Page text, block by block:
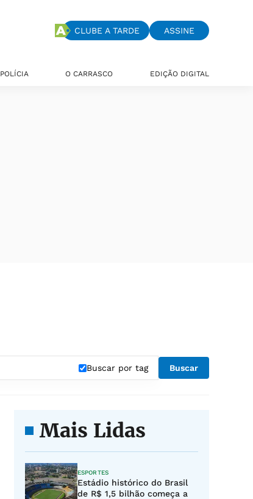
CLUBE A TARDE ASSINE
POLÍCIA O CARRASCO EDIÇÃO DIGITAL
Buscar por tag Buscar
Mais Lidas
ESPORTES
Estádio histórico do Brasil
de R$ 1,5 bilhão começa a